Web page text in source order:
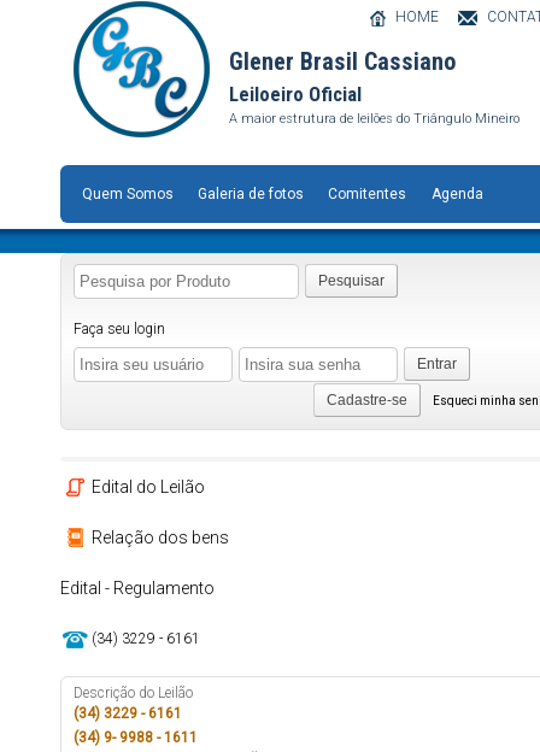
Glener Brasil Cassiano
Leiloeiro Oficial
A maior estrutura de leilões do Triângulo Mineiro
HOME
Quem Somos Galeria de fotos Comitentes Agenda
Pesquisar
Faça seu login
Entrar
Esqueci minha
Cadastre-se
Edital do Leilão
Relação dos bens
Edital - Regulamento
(34) 3229 - 6161
Descrição do Leilão
(34) 3229 - 6161
(34) 9- 9988 - 1611